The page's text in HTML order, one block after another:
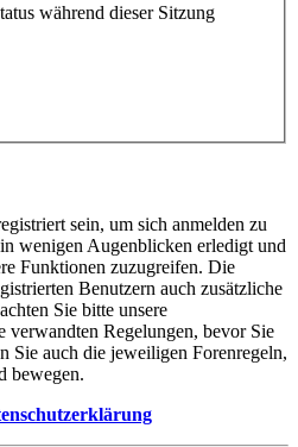
während dieser Sitzung
sein, um sich anmelden zu
wenigen Augenblicken erledigt und
Funktionen zuzugreifen. Die
Benutzern auch zusätzliche
Sie bitte unsere
verwandten Regelungen, bevor Sie
Sie auch die jeweiligen Forenregeln,
bewegen.